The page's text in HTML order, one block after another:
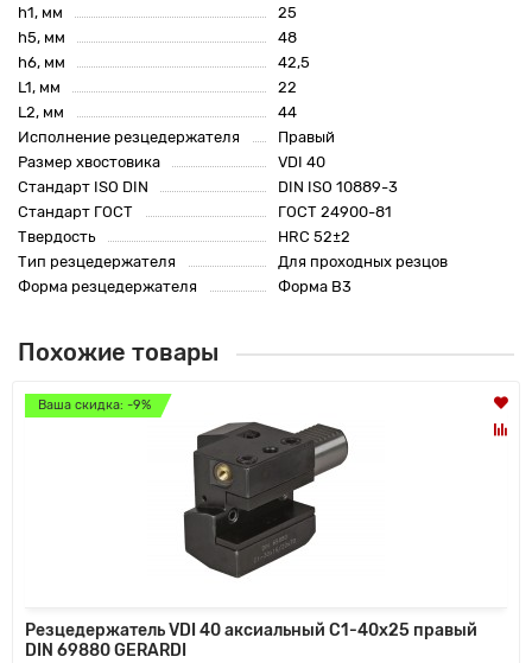
h1, мм
25
h5, мм
48
h6, мм
42,5
L1, мм
22
L2, мм
44
Исполнение резцедержателя
Правый
Размер хвостовика
VDI 40
Стандарт ISO DIN
DIN ISO 10889-3
Стандарт ГОСТ
ГОСТ 24900-81
Твердость
HRC 52±2
Тип резцедержателя
Для проходных резцов
Форма резцедержателя
Форма B3
Похожие товары
Ваша скидка: -9%
Резцедержатель VDI 40 аксиальный C1-40х25 правый
DIN 69880 GERARDI